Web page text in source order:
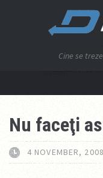
Cine se
Nu faceţi
4 NOVEMBER, 2008